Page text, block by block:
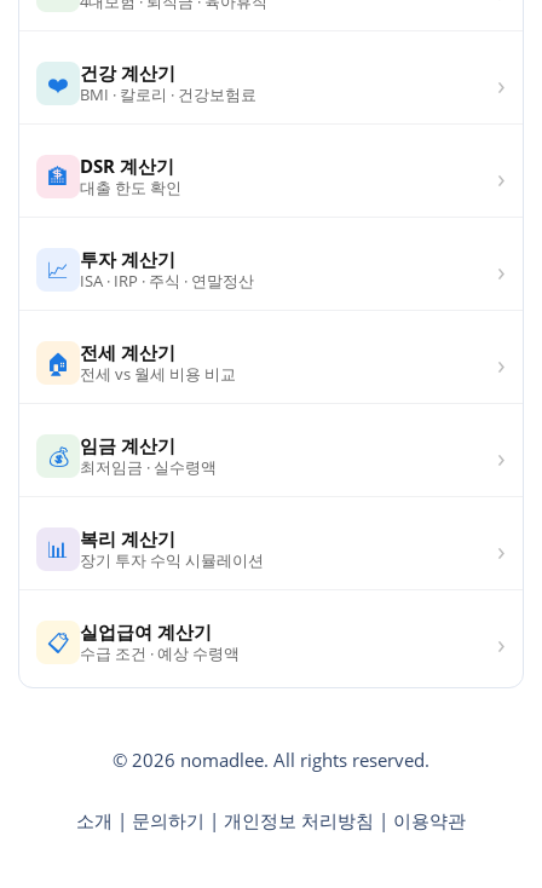
❤️ 건강 계산기
BMI · 칼로리 · 건강보험료 ›
🏦 DSR 계산기
대출 한도 확인 ›
📈 투자 계산기
ISA · IRP · 주식 · 연말정산 ›
🏠 전세 계산기
전세 vs 월세 비용 비교 ›
💰 임금 계산기
최저임금 · 실수령액 ›
📊 복리 계산기
장기 투자 수익 시뮬레이션 ›
📋 실업급여 계산기
수급 조건 · 예상 수령액 ›
© 2026 nomadlee. All rights reserved.
소개 | 문의하기 | 개인정보 처리방침 | 이용약관